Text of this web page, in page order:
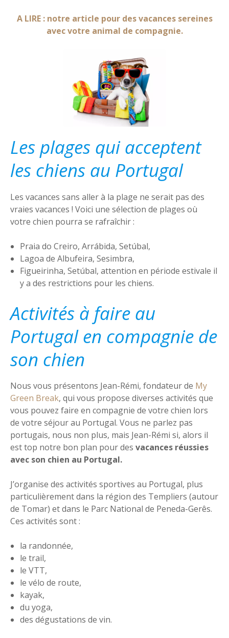
A LIRE : notre article pour des vacances sereines
avec votre animal de compagnie.
Les plages qui acceptent
les chiens au Portugal
Les vacances sans aller à la plage ne serait pas des
vraies vacances ! Voici une sélection de plages où
votre chien pourra se rafraîchir :
Praia do Creiro, Arrábida, Setúbal,
Lagoa de Albufeira, Sesimbra,
Figueirinha, Setúbal, attention en période estivale il
y a des restrictions pour les chiens.
Activités à faire au
Portugal en compagnie de
son chien
Nous vous présentons Jean-Rémi, fondateur de My
Green Break, qui vous propose diverses activités que
vous pouvez faire en compagnie de votre chien lors
de votre séjour au Portugal. Vous ne parlez pas
portugais, nous non plus, mais Jean-Rémi si, alors il
est top notre bon plan pour des vacances réussies
avec son chien au Portugal.
J’organise des activités sportives au Portugal, plus
particulièrement dans la région des Templiers (autour
de Tomar) et dans le Parc National de Peneda-Gerês.
Ces activités sont :
la randonnée,
le trail,
le VTT,
le vélo de route,
kayak,
du yoga,
des dégustations de vin.